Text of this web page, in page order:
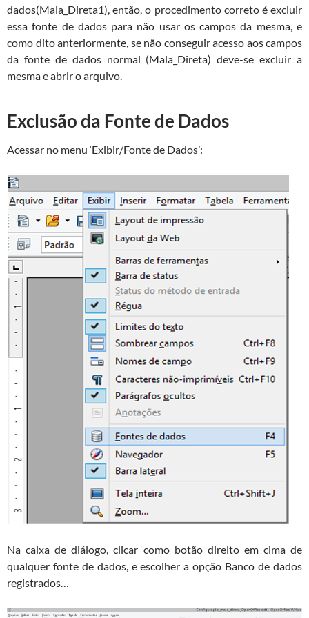
dados(Mala_Direta1), então, o procedimento correto é excluir
essa fonte de dados para não usar os campos da mesma, e
como dito anteriormente, se não conseguir acesso aos campos
da fonte de dados normal (Mala_Direta) deve-se excluir a
mesma e abrir o arquivo.
Exclusão da Fonte de Dados
Acessar no menu ‘Exibir/Fonte de Dados’:
Na caixa de diálogo, clicar como botão direito em cima de
qualquer fonte de dados, e escolher a opção Banco de dados
registrados…